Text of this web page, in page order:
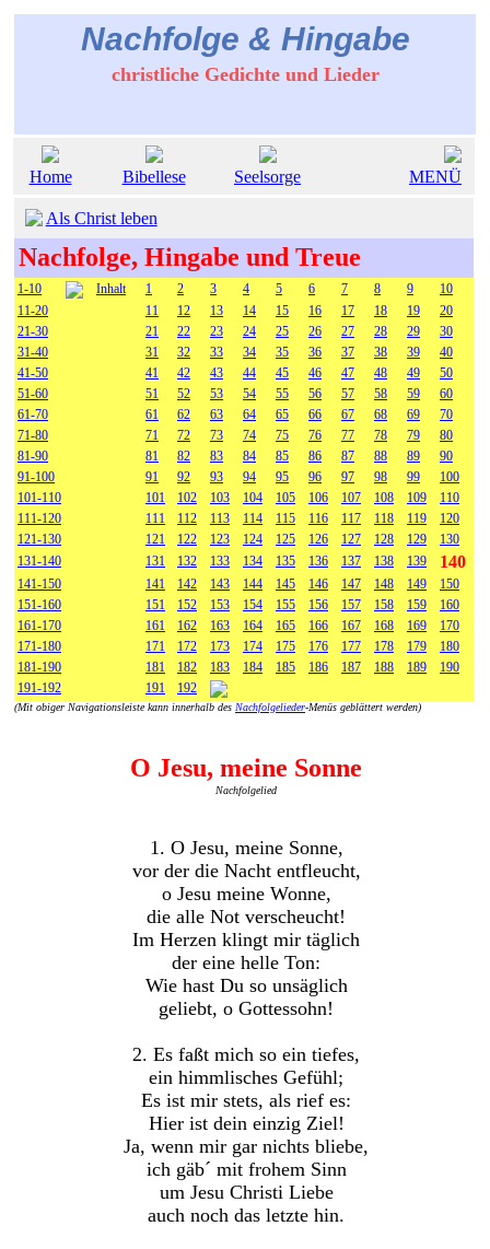
Nachfolge & Hingabe
christliche Gedichte und Lieder
Home Bibellese Seelsorge MENÜ
Als Christ leben
Nachfolge, Hingabe und Treue
1-10 Inhalt 1 2 3 4 5 6 7 8 9
10
11-20
11 12 13 14 15 16 17 18 19
20
21-30
21 22 23 24 25 26 27 28 29
30
31-40
31 32 33 34 35 36 37 38 39
40
41-50
41 42 43 44 45 46 47 48 49
50
51-60
51 52 53 54 55 56 57 58 59
60
61-70
61 62 63 64 65 66 67 68 69
70
71-80
71 72 73 74 75 76 77 78 79
80
81-90
81 82 83 84 85 86 87 88 89
90
91-100
91 92 93 94 95 96 97 98 99
100
101-110
101 102 103 104 105 106 107 108 109
110
111-120
111 112 113 114 115 116 117 118 119
120
121-130
121 122 123 124 125 126 127 128 129
130
131-140
131 132 133 134 135 136 137 138 139 140
141-150 141 142 143 144 145 146 147 148 149
150
151-160
151 152 153 154 155 156 157 158 159
160
161-170
161 162 163 164 165 166 167 168 169
170
171-180
171 172 173 174 175 176 177 178 179
180
181-190
181 182 183 184 185 186 187 188 189
190
191-192
191 192
(Mit obiger Navigationsleiste kann innerhalb des Nachfolgelieder-Menüs geblättert werden)
O Jesu, meine Sonne
Nachfolgelied
1. O Jesu, meine Sonne,
vor der die Nacht entfleucht,
o Jesu meine Wonne,
die alle Not verscheucht!
Im Herzen klingt mir täglich
der eine helle Ton:
Wie hast Du so unsäglich
geliebt, o Gottessohn!
2. Es faßt mich so ein tiefes,
ein himmlisches Gefühl;
Es ist mir stets, als rief es:
Hier ist dein einzig Ziel!
Ja, wenn mir gar nichts bliebe,
ich gäb´ mit frohem Sinn
um Jesu Christi Liebe
auch noch das letzte hin.